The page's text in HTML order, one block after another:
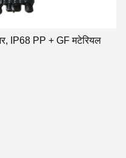
IP68 PP + GF मटेरियल